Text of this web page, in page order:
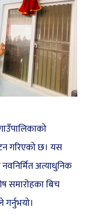
गरिएको छ। यस
अत्याधुनिक
समारोहका बिच
गर्नुभयो।